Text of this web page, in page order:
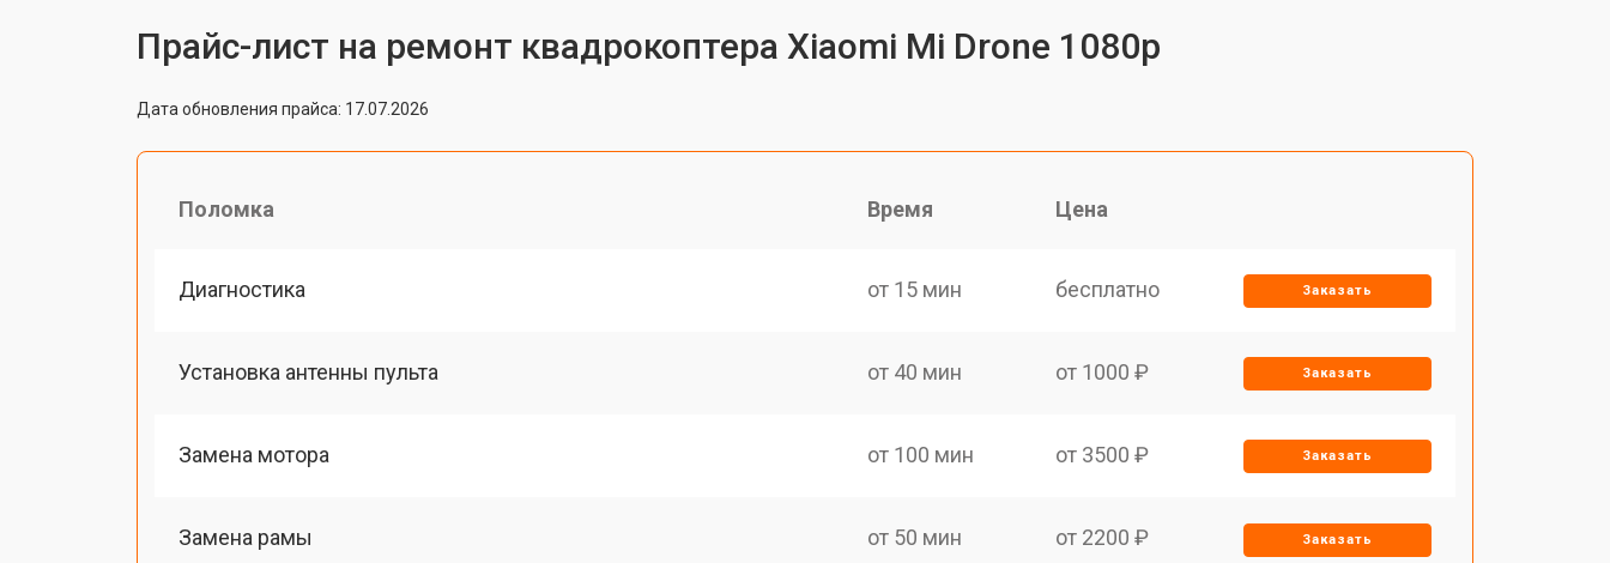
Прайс-лист на ремонт квадрокоптера Xiaomi Mi Drone 1080p
Дата обновления прайса: 17.07.2026
Поломка Время Цена
Диагностика от 15 мин бесплатно Заказать
Установка антенны пульта от 40 мин от 1000 ₽ Заказать
Замена мотора от 100 мин от 3500 ₽ Заказать
Замена рамы от 50 мин от 2200 ₽ Заказать